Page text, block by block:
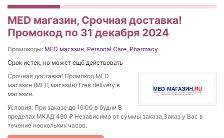
MED магазин, Срочная доставка!
Промокод по 31 декабря 2024
Промокоды: MED магазин, Personal Care, Pharmacy
Срок истек, но может ещё действовать
Срочная доставка! Промокод MED
магазин (МЕД магазин) Free delivery в
магазин.
Условия: При заказе до 16:00 в будни В
пределах МКАД 490 ₽ Независимо от суммы заказа,Заказ у Вас в
течение нескольких часов.